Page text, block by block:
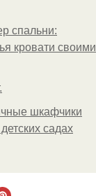
спальни:
кровати своими
шкафчики
садах